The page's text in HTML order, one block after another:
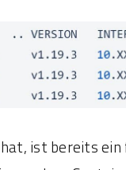
ist bereits